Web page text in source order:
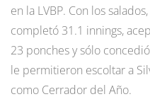
en la LVBP. Con los
completó 31.1 innings,
23 ponches y sólo
le permitieron escoltar a
como Cerrador del Año.